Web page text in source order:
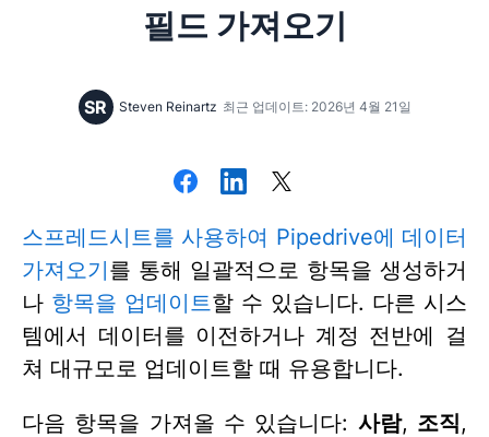
필드 가져오기
SR Steven Reinartz 최근 업데이트: 2026년 4월 21일
스프레드시트를 사용하여 Pipedrive에 데이터
가져오기를 통해 일괄적으로 항목을 생성하거
나 항목을 업데이트할 수 있습니다. 다른 시스
템에서 데이터를 이전하거나 계정 전반에 걸
쳐 대규모로 업데이트할 때 유용합니다.
다음 항목을 가져올 수 있습니다: 사람, 조직,